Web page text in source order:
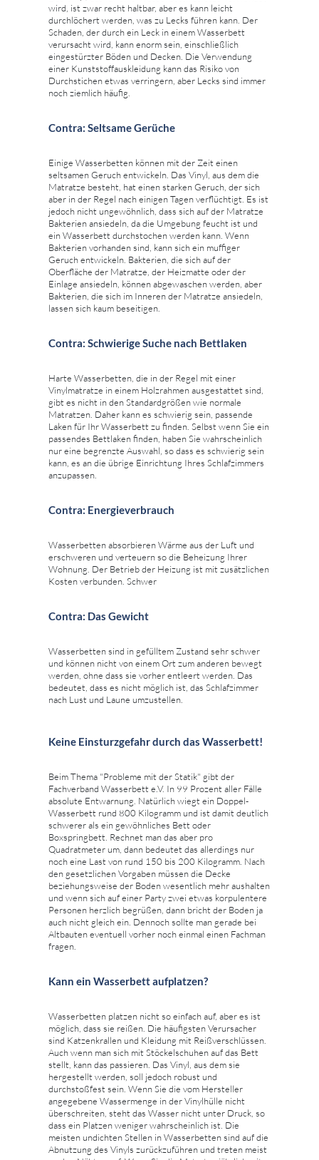
wird, ist zwar recht haltbar, aber es kann leicht
durchlöchert werden, was zu Lecks führen kann. Der
Schaden, der durch ein Leck in einem Wasserbett
verursacht wird, kann enorm sein, einschließlich
eingestürzter Böden und Decken. Die Verwendung
einer Kunststoffauskleidung kann das Risiko von
Durchstichen etwas verringern, aber Lecks sind immer
noch ziemlich häufig.
Contra: Seltsame Gerüche
Einige Wasserbetten können mit der Zeit einen
seltsamen Geruch entwickeln. Das Vinyl, aus dem die
Matratze besteht, hat einen starken Geruch, der sich
aber in der Regel nach einigen Tagen verflüchtigt. Es ist
jedoch nicht ungewöhnlich, dass sich auf der Matratze
Bakterien ansiedeln, da die Umgebung feucht ist und
ein Wasserbett durchstochen werden kann. Wenn
Bakterien vorhanden sind, kann sich ein muffiger
Geruch entwickeln. Bakterien, die sich auf der
Oberfläche der Matratze, der Heizmatte oder der
Einlage ansiedeln, können abgewaschen werden, aber
Bakterien, die sich im Inneren der Matratze ansiedeln,
lassen sich kaum beseitigen.
Contra: Schwierige Suche nach Bettlaken
Harte Wasserbetten, die in der Regel mit einer
Vinylmatratze in einem Holzrahmen ausgestattet sind,
gibt es nicht in den Standardgrößen wie normale
Matratzen. Daher kann es schwierig sein, passende
Laken für Ihr Wasserbett zu finden. Selbst wenn Sie ein
passendes Bettlaken finden, haben Sie wahrscheinlich
nur eine begrenzte Auswahl, so dass es schwierig sein
kann, es an die übrige Einrichtung Ihres Schlafzimmers
anzupassen.
Contra: Energieverbrauch
Wasserbetten absorbieren Wärme aus der Luft und
erschweren und verteuern so die Beheizung Ihrer
Wohnung. Der Betrieb der Heizung ist mit zusätzlichen
Kosten verbunden. Schwer
Contra: Das Gewicht
Wasserbetten sind in gefülltem Zustand sehr schwer
und können nicht von einem Ort zum anderen bewegt
werden, ohne dass sie vorher entleert werden. Das
bedeutet, dass es nicht möglich ist, das Schlafzimmer
nach Lust und Laune umzustellen.
Keine Einsturzgefahr durch das Wasserbett!
Beim Thema "Probleme mit der Statik" gibt der
Fachverband Wasserbett e.V. In 99 Prozent aller Fälle
absolute Entwarnung. Natürlich wiegt ein Doppel-
Wasserbett rund 800 Kilogramm und ist damit deutlich
schwerer als ein gewöhnliches Bett oder
Boxspringbett. Rechnet man das aber pro
Quadratmeter um, dann bedeutet das allerdings nur
noch eine Last von rund 150 bis 200 Kilogramm. Nach
den gesetzlichen Vorgaben müssen die Decke
beziehungsweise der Boden wesentlich mehr aushalten
und wenn sich auf einer Party zwei etwas korpulentere
Personen herzlich begrüßen, dann bricht der Boden ja
auch nicht gleich ein. Dennoch sollte man gerade bei
Altbauten eventuell vorher noch einmal einen Fachman
fragen.
Kann ein Wasserbett aufplatzen?
Wasserbetten platzen nicht so einfach auf, aber es ist
möglich, dass sie reißen. Die häufigsten Verursacher
sind Katzenkrallen und Kleidung mit Reißverschlüssen.
Auch wenn man sich mit Stöckelschuhen auf das Bett
stellt, kann das passieren. Das Vinyl, aus dem sie
hergestellt werden, soll jedoch robust und
durchstoßfest sein. Wenn Sie die vom Hersteller
angegebene Wassermenge in der Vinylhülle nicht
überschreiten, steht das Wasser nicht unter Druck, so
dass ein Platzen weniger wahrscheinlich ist. Die
meisten undichten Stellen in Wasserbetten sind auf die
Abnutzung des Vinyls zurückzuführen und treten meist